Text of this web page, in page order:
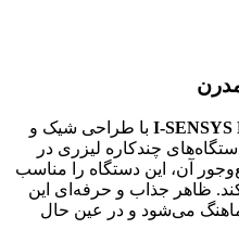
با طراحی شیک و
چندکاره لیزری در
آن، این دستگاه را مناسب
ظاهر جذاب و حرفه‌ای این
می‌شود و در عین حال